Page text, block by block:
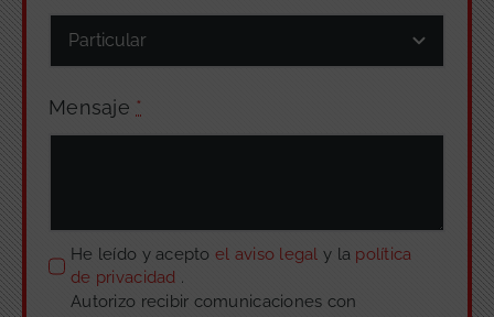
Mensaje *
He leído y acepto el aviso legaly la política
de privacidad .
Autorizo recibir comunicaciones con